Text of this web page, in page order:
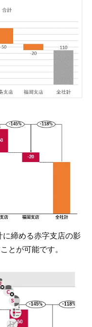
締める赤字支店の影
とが可能です。